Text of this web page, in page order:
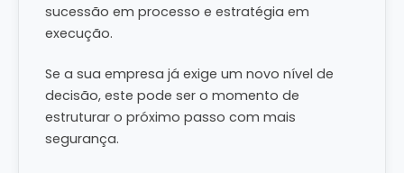
sucessão em processo e estratégia em
execução.
Se a sua empresa já exige um novo nível de
decisão, este pode ser o momento de
estruturar o próximo passo com mais
segurança.